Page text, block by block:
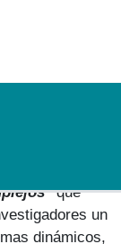
investigador
a la
que
un
dinámicos,